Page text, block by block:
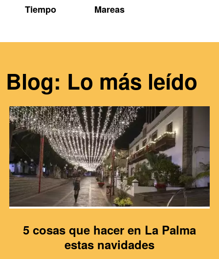
Tiempo Mareas
Blog: Lo más leído
5 cosas que hacer en La Palma
estas navidades